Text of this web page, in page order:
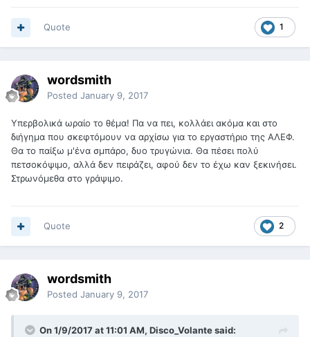
1
Quote
wordsmith
Posted January 9, 2017
Υπερβολικά ωραίο το θέμα! Πα να πει, κολλάει ακόμα και στο
διήγημα που σκεφτόμουν να αρχίσω για το εργαστήριο της ΑΛΕΦ.
Θα το παίξω μ'ένα σμπάρο, δυο τρυγώνια. Θα πέσει πολύ
πετσοκόψιμο, αλλά δεν πειράζει, αφού δεν το έχω καν ξεκινήσει.
Στρωνόμεθα στο γράψιμο.
2
Quote
wordsmith
Posted January 9, 2017
On 1/9/2017 at 11:01 AM, Disco_Volante said: